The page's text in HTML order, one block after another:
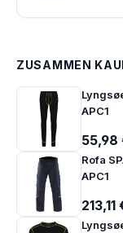
ZUSAMMEN
APC1
55,98
Rofa
APC1
213,11